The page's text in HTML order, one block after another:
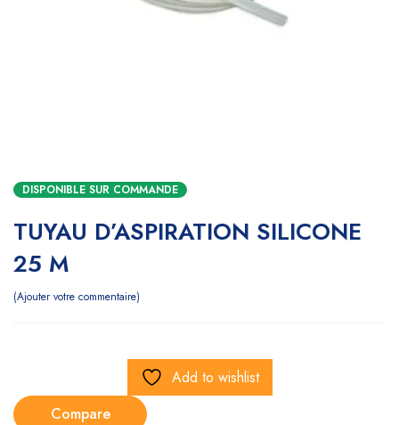
DISPONIBLE SUR COMMANDE
TUYAU D’ASPIRATION SILICONE
25 M
Ajouter votre commentaire
Add to wishlist
Compare